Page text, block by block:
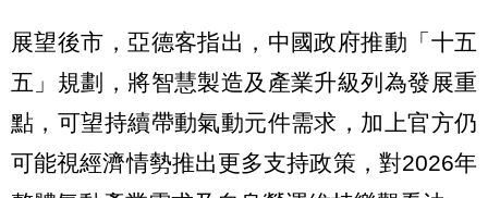
展望後市，亞德客指出，中國政府推動「十五
五」規劃，將智慧製造及產業升級列為發展重
點，可望持續帶動氣動元件需求，加上官方仍
可能視經濟情勢推出更多支持政策，對2026年